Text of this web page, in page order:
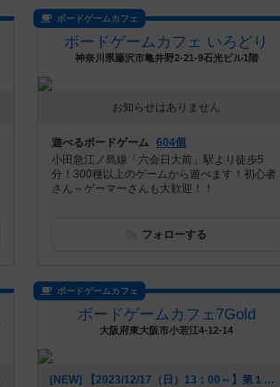
ボードゲームカフェ
ボードゲームカフェ いろどり
神奈川県藤沢市亀井野2-21-9石光ビル1階
お知らせはありません
遊べるボードゲーム 604個
小田急江ノ島線「六会日大前」駅より徒歩5
分！300種以上のゲームから遊べます！初心者
さん～ゲーマーさんも大歓迎！！
フォローする
ボードゲームカフェ
ボードゲームカフェ7Gold
大阪府東大阪市小若江4-12-14
[NEW] 【2023/12/17（日）13：00～】第１回七金ウォーハンマー部（2023年12月06日 16時25分）